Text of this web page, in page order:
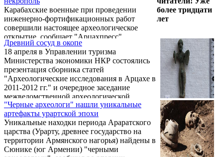
до н.э.
Карабахские военные при проведении
инженерно-фортификационных работ
совершили настоящее археологическое
открытие, сообщает "Арцахпресс".
Древний сосуд в окопе
18 апреля в Управлении туризма
Министерства экономики НКР состоялись
презентация сборника статей
"Археологические исследования в Арцахе в
2011-2012 гг." и очередное заседание
межведомственной археологической
комиссии. До начала мероприятия
присутствующие минутой молчания
почтили память жертв апрельской войны.
"Черные археологи" нашли уникальные
артефакты урартской эпохи
Уникальные находки периода Араратского
царства (Урарту, древнее государство на
территории Армянского нагорья) найдены в
Сюнике (юг Армении) "черными
более тридцати
лет